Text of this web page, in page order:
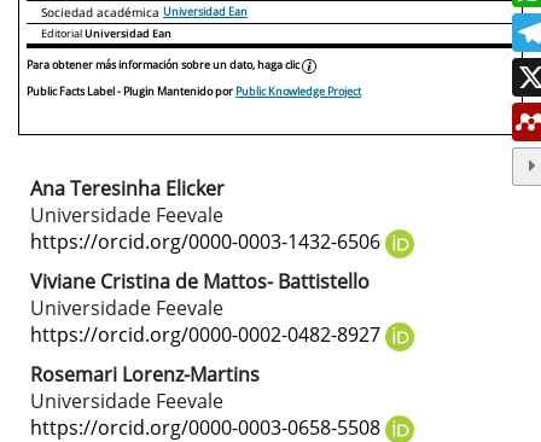
Sociedad académica Universidad Ean
EditorialUniversidad Ean
Para obtener más información sobre un dato, haga clic
Public Facts Label- Plugin Mantenido por Public Knowledge Project
Contenido
principal
del
artículo
Ana Teresinha Elicker
Universidade Feevale
https://orcid.org/0000-0003-1432-6506
Viviane Cristina de Mattos- Battistello
Universidade Feevale
https://orcid.org/0000-0002-0482-8927
Rosemari Lorenz-Martins
Universidade Feevale
https://orcid.org/0000-0003-0658-5508